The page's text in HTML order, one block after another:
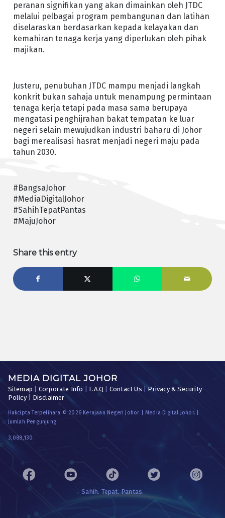
peranan signifikan yang akan dimainkan oleh JTDC
melalui pelbagai program pembangunan dan latihan
diselaraskan berdasarkan kepada kelayakan dan
kemahiran tenaga kerja yang diperlukan oleh pihak
majikan.
Justeru, penubuhan JTDC mampu menjadi langkah
konkrit bukan sahaja untuk menampung permintaan
tenaga kerja tetapi pada masa sama berupaya
mengatasi penghijrahan bakat tempatan ke luar
negeri selain mewujudkan industri baharu di Johor
bagi merealisasi hasrat menjadi negeri maju pada
tahun 2030.
#BangsaJohor
#MediaDigitalJohor
#SahihTepatPantas
#MajuJohor
Share this entry
MEDIA DIGITAL JOHOR
Sitemap Corporate Info F.A.Q Contact Us |Privacy & Security
Policy| Disclaimer
Hakcipta Terpelihara © 2026 Kerajaan Negeri Johor | Media Digital Johor. |
Jumlah Pengunjung:
3,088,130
Sahih. Tepat. Pantas.